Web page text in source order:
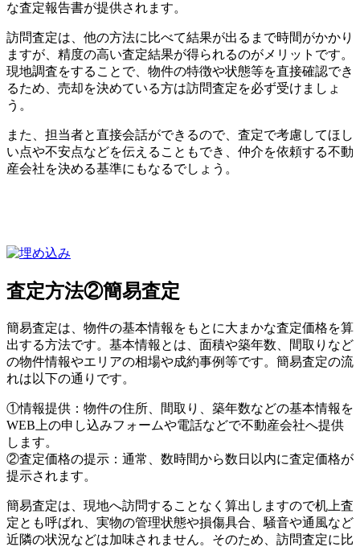
な査定報告書が提供されます。
訪問査定は、他の方法に比べて結果が出るまで時間がかかり
ますが、精度の高い査定結果が得られるのがメリットです。
現地調査をすることで、物件の特徴や状態等を直接確認でき
るため、売却を決めている方は訪問査定を必ず受けましょ
う。
また、担当者と直接会話ができるので、査定で考慮してほし
い点や不安点などを伝えることもでき、仲介を依頼する不動
産会社を決める基準にもなるでしょう。
査定方法②簡易査定
簡易査定は、物件の基本情報をもとに大まかな査定価格を算
出する方法です。基本情報とは、面積や築年数、間取りなど
の物件情報やエリアの相場や成約事例等です。簡易査定の流
れは以下の通りです。
①情報提供：物件の住所、間取り、築年数などの基本情報を
WEB上の申し込みフォームや電話などで不動産会社へ提供
します。
②査定価格の提示：通常、数時間から数日以内に査定価格が
提示されます。
簡易査定は、現地へ訪問することなく算出しますので机上査
定とも呼ばれ、実物の管理状態や損傷具合、騒音や通風など
近隣の状況などは加味されません。そのため、訪問査定に比